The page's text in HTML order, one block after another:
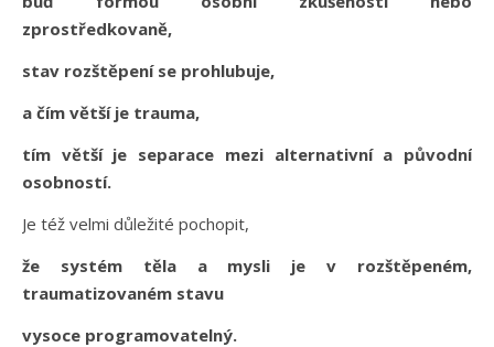
zprostředkovaně,
stav rozštěpení se prohlubuje,
a čím větší je trauma,
tím větší je separace mezi alternativní a původní
osobností.
Je též velmi důležité pochopit,
že systém těla a mysli je v rozštěpeném,
traumatizovaném stavu
vysoce programovatelný.